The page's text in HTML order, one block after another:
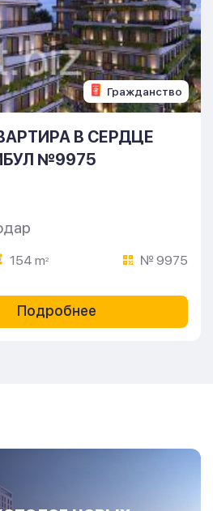
Гражданство
В СЕРДЦЕ
№9975
154 m2 № 9975
Подробнее